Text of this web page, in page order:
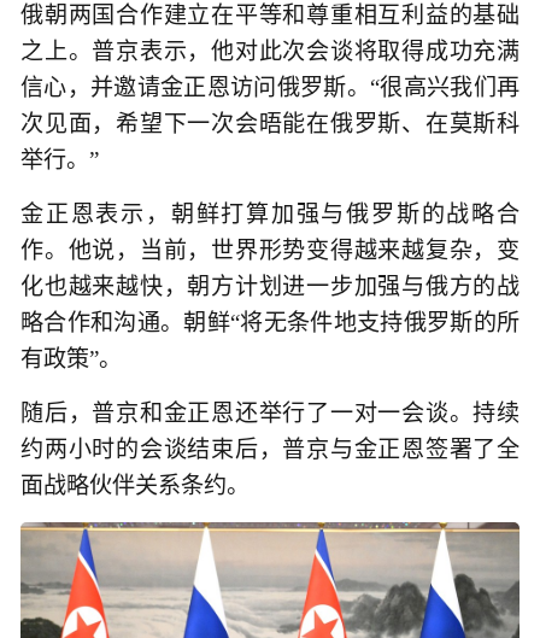
俄朝两国合作建立在平等和尊重相互利益的基础
之上。普京表示，他对此次会谈将取得成功充满
信心，并邀请金正恩访问俄罗斯。“很高兴我们再
次见面，希望下一次会晤能在俄罗斯、在莫斯科
举行。”
金正恩表示，朝鲜打算加强与俄罗斯的战略合
作。他说，当前，世界形势变得越来越复杂，变
化也越来越快，朝方计划进一步加强与俄方的战
略合作和沟通。朝鲜“将无条件地支持俄罗斯的所
有政策”。
随后，普京和金正恩还举行了一对一会谈。持续
约两小时的会谈结束后，普京与金正恩签署了全
面战略伙伴关系条约。